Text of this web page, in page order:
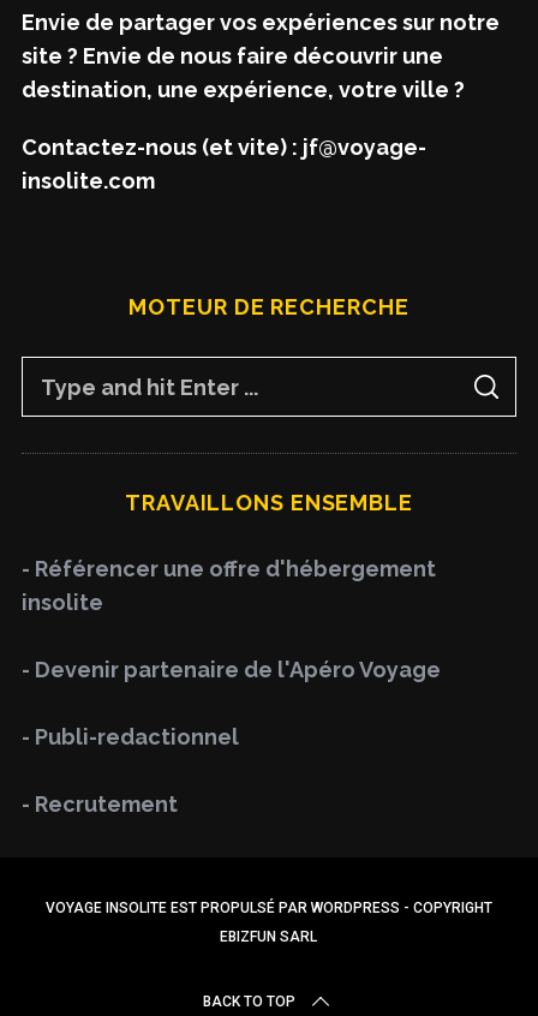
Envie de partager vos expériences sur notre
site ? Envie de nous faire découvrir une
destination, une expérience, votre ville ?
Contactez-nous (et vite) : jf@voyage-
insolite.com
MOTEUR DE RECHERCHE
f
o
:
S
A
C
TRAVAILLONS ENSEMBLE
- Référencer une offre d'hébergement
insolite
- Devenir partenaire de l'Apéro Voyage
- Publi-redactionnel
- Recrutement
VOYAGE INSOLITE EST PROPULSÉ PAR WORDPRESS - COPYRIGHT
EBIZFUN SARL
BACK TO TOP